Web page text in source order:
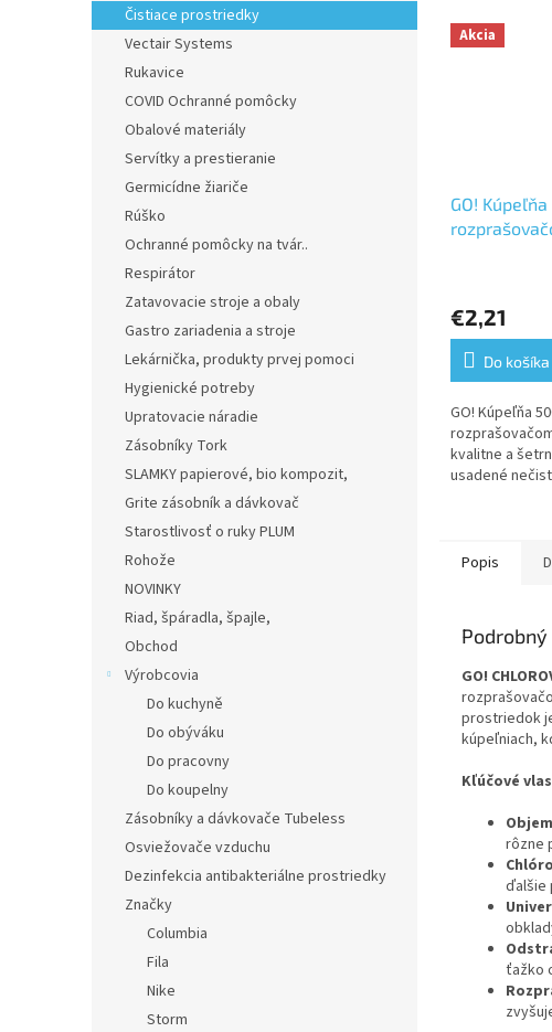
Čistiace prostriedky
Vectair Systems
Rukavice
COVID Ochranné pomôcky
Obalové materiály
Servítky a prestieranie
Germicídne žiariče
Rúško
Ochranné pomôcky na tvár..
Respirátor
Zatavovacie stroje a obaly
Gastro zariadenia a stroje
Lekárnička, produkty prvej pomoci
Hygienické potreby
Upratovacie náradie
Zásobníky Tork
SLAMKY papierové, bio kompozit,
Grite zásobník a dávkovač
Starostlivosť o ruky PLUM
Rohože
NOVINKY
Riad, špáradla, špajle,
Obchod
Výrobcovia
Do kuchyně
Do obýváku
Do pracovny
Do koupelny
Zásobníky a dávkovače Tubeless
Osviežovače vzduchu
Dezinfekcia antibakteriálne prostriedky
Značky
Columbia
Fila
Nike
Storm
Akcia
GO! Kúpeľňa
€2,21
Do košíka
GO! Kúpeľňa
kvalitne a
usadené
Popis
Podrobný
GO!
prostriedok
kúpeľniach,
Kľúčové
rôzne
ďalšie
ťažko